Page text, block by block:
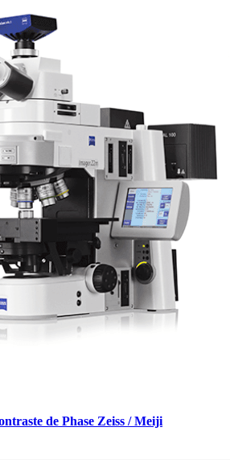
de Phase Zeiss / Meiji